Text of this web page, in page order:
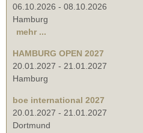
06.10.2026 - 08.10.2026
Hamburg
mehr ...
HAMBURG OPEN 2027
20.01.2027 - 21.01.2027
Hamburg
boe international 2027
20.01.2027 - 21.01.2027
Dortmund